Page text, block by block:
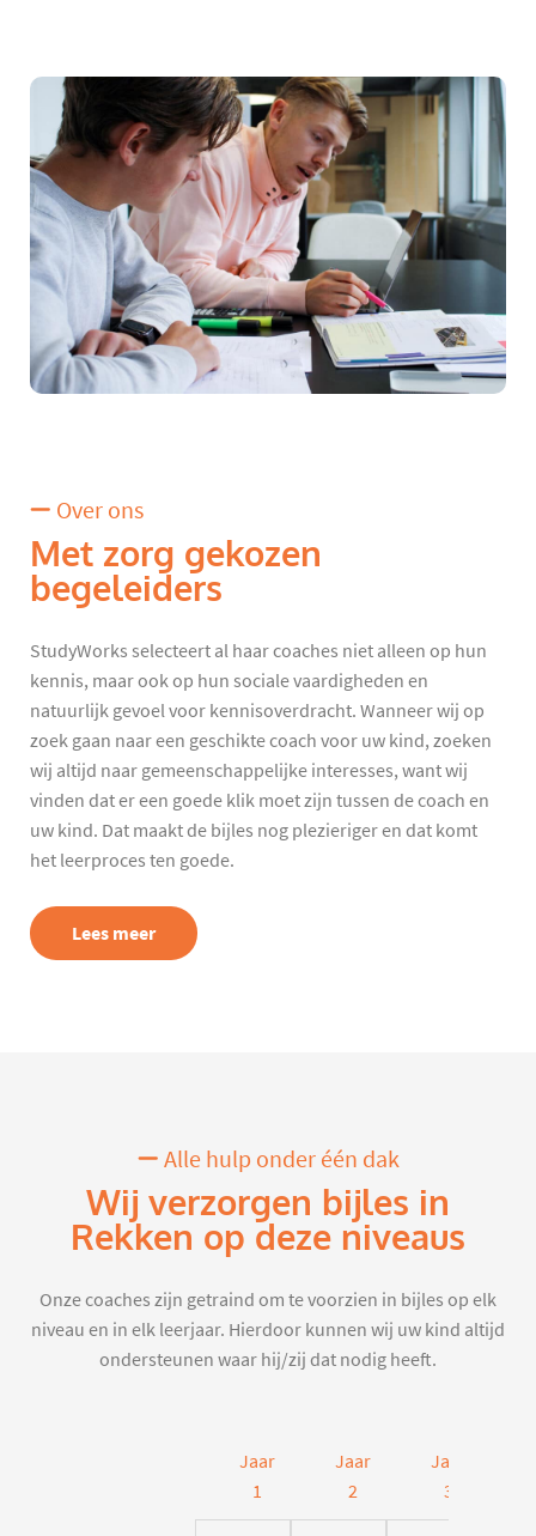
Over ons
Met zorg gekozen
begeleiders
StudyWorks selecteert al haar coaches niet alleen op hun
kennis, maar ook op hun sociale vaardigheden en
natuurlijk gevoel voor kennisoverdracht. Wanneer wij op
zoek gaan naar een geschikte coach voor uw kind, zoeken
wij altijd naar gemeenschappelijke interesses, want wij
vinden dat er een goede klik moet zijn tussen de coach en
uw kind. Dat maakt de bijles nog plezieriger en dat komt
het leerproces ten goede.
Lees meer
Alle hulp onder één dak
Wij verzorgen bijles in
Rekken op deze niveaus
Onze coaches zijn getraind om te voorzien in bijles op elk
niveau en in elk leerjaar. Hierdoor kunnen wij uw kind altijd
ondersteunen waar hij/zij dat nodig heeft.
Jaar
1
Jaar
2
Jaar
3